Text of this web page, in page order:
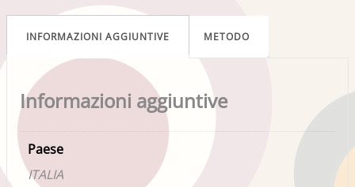
INFORMAZIONI AGGIUNTIVE METODO
Informazioni aggiuntive
Paese
ITALIA